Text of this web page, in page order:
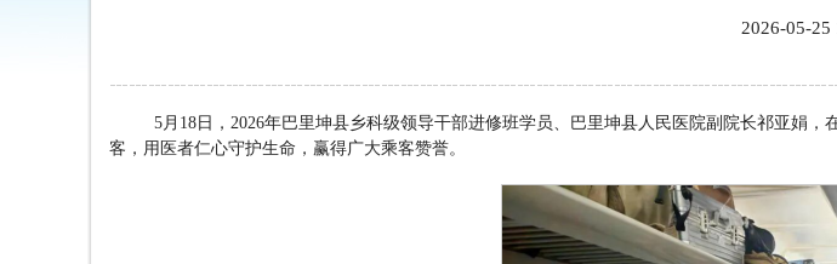
2026-05-25
5 月 18 日， 2026年巴里坤县乡科级领导干部进修班学员、巴里坤县人民医院副院长祁亚娟，
客，用医者仁心守护生命，赢得广大乘客赞誉。